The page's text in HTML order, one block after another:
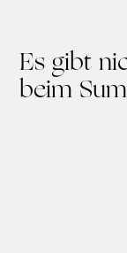
Es gibt
beim